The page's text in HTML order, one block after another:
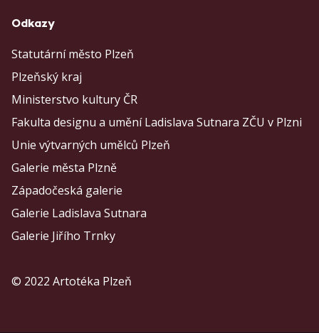
Odkazy
Statutární město Plzeň
Plzeňský kraj
Ministerstvo kultury ČR
Fakulta designu a umění Ladislava Sutnara ZČU v Plzni
Unie výtvarných umělců Plzeň
Galerie města Plzně
Západočeská galerie
Galerie Ladislava Sutnara
Galerie Jiřího Trnky
© 2022 Artotéka Plzeň